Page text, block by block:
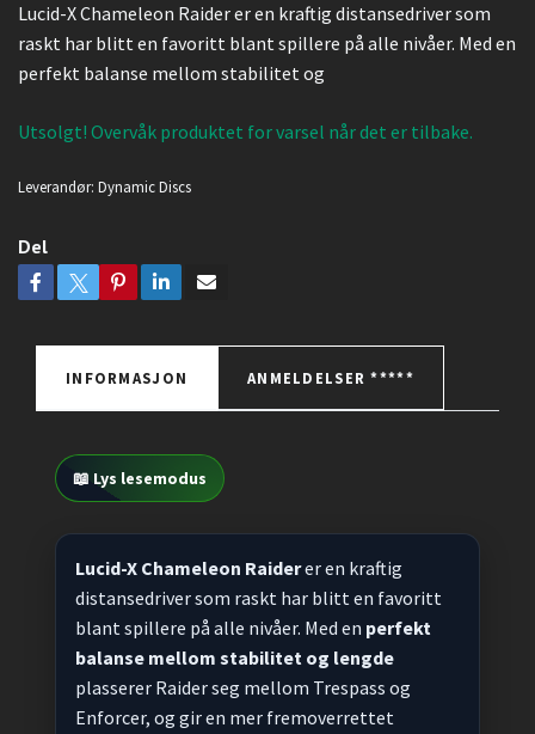
Lucid-X Chameleon Raider er en kraftig distansedriver som
raskt har blitt en favoritt blant spillere på alle nivåer. Med en
perfekt balanse mellom stabilitet og
Utsolgt! Overvåk produktet for varsel når det er tilbake.
Leverandør: Dynamic Discs
Del
INFORMASJON ANMELDELSER *****
📖 Lys lesemodus
Lucid-X Chameleon Raiderer en kraftig
distansedriver som raskt har blitt en favoritt
blant spillere på alle nivåer. Med en perfekt
balanse mellom stabilitet og lengde
plasserer Raider seg mellom Trespass og
Enforcer, og gir en mer fremoverrettet